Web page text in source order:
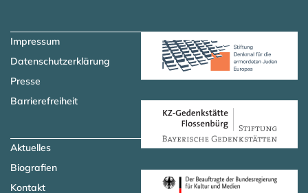
Impressum
Datenschutzerklärung
Presse
Barrierefreiheit
Aktuelles
Biografien
Kontakt